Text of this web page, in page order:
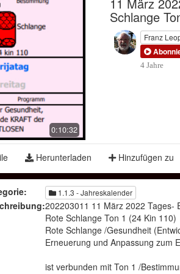
Picture
0:10:32
Schlange
Franz
4 Jahre
Herunterladen Hinzufügen zu
1.1.3 - Jahreskalender
202203011 11 März 2022 Tages-
Rote Schlange Ton 1 (24 Kin 110)
Rote Schlange /Gesundheit
Erneuerung und Anpassung zum
ist verbunden mit Ton 1 /